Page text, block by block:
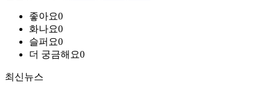
좋아요0
화나요0
슬퍼요0
더 궁금해요0
최신뉴스